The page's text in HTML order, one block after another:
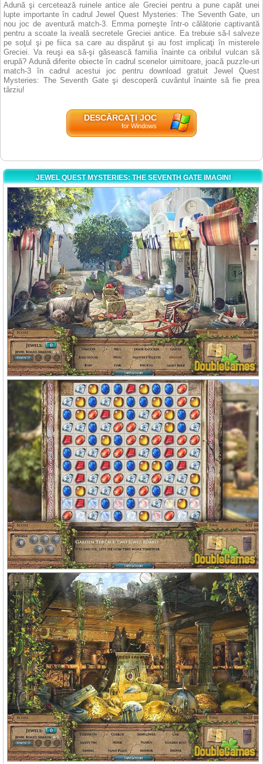
Adună şi cercetează ruinele antice ale Greciei pentru a pune capăt unei
lupte importante în cadrul Jewel Quest Mysteries: The Seventh Gate, un
nou joc de aventură match-3. Emma porneşte într-o călătorie captivantă
pentru a scoate la iveală secretele Greciei antice. Ea trebuie să-l salveze
pe soţul şi pe fiica sa care au dispărut şi au fost implicaţi în misterele
Greciei. Va reuşi ea să-şi găsească familia înainte ca oribilul vulcan să
erupă? Adună diferite obiecte în cadrul scenelor uimitoare, joacă puzzle-uri
match-3 în cadrul acestui joc pentru download gratuit Jewel Quest
Mysteries: The Seventh Gate şi descoperă cuvântul înainte să fie prea
târziu!
DESCĂRCAŢI JOC
for Windows
JEWEL QUEST MYSTERIES: THE SEVENTH GATE IMAGINI